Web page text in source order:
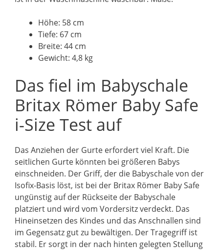
Höhe: 58 cm
Tiefe: 67 cm
Breite: 44 cm
Gewicht: 4,8 kg
Das fiel im Babyschale
Britax Römer Baby Safe
i-Size Test auf
Das Anziehen der Gurte erfordert viel Kraft. Die
seitlichen Gurte könnten bei größeren Babys
einschneiden. Der Griff, der die Babyschale von der
Isofix-Basis löst, ist bei der Britax Römer Baby Safe
ungünstig auf der Rückseite der Babyschale
platziert und wird vom Vordersitz verdeckt. Das
Hineinsetzen des Kindes und das Anschnallen sind
im Gegensatz gut zu bewältigen. Der Tragegriff ist
stabil. Er sorgt in der nach hinten gelegten Stellung